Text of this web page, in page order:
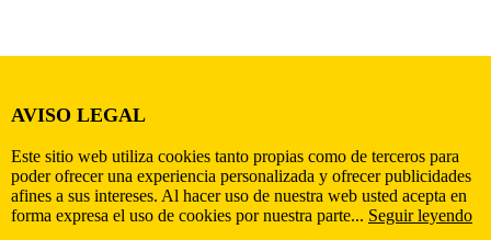
AVISO LEGAL
Este sitio web utiliza cookies tanto propias como de terceros para
poder ofrecer una experiencia personalizada y ofrecer publicidades
afines a sus intereses. Al hacer uso de nuestra web usted acepta en
forma expresa el uso de cookies por nuestra parte... Seguir leyendo